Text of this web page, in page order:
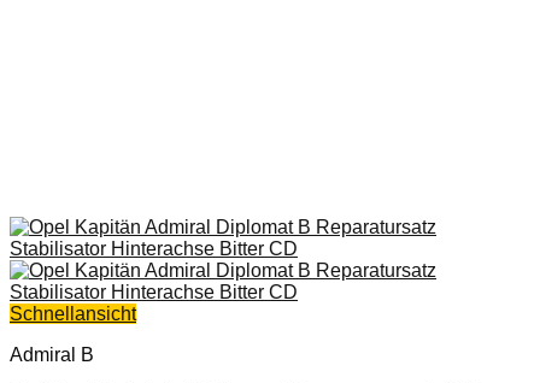
Schnellansicht
Admiral B